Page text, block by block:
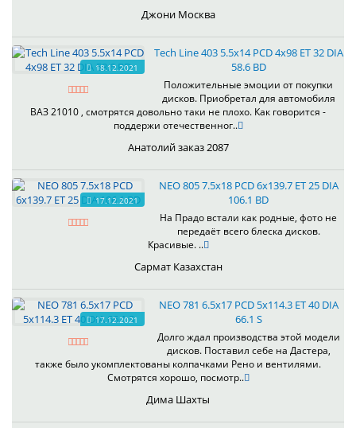
Джони Москва
18.12.2021
Tech Line 403 5.5x14 PCD 4x98 ET 32 DIA
58.6 BD
Положительные эмоции от покупки
дисков. Приобретал для автомобиля
ВАЗ 21010 , смотрятся довольно таки не плохо. Как говорится -
поддержи отечественног..
Анатолий заказ 2087
17.12.2021
NEO 805 7.5x18 PCD 6x139.7 ET 25 DIA
106.1 BD
На Прадо встали как родные, фото не
передаёт всего блеска дисков.
Красивые. ..
Сармат Казахстан
17.12.2021
NEO 781 6.5x17 PCD 5x114.3 ET 40 DIA
66.1 S
Долго ждал производства этой модели
дисков. Поставил себе на Дастера,
также было укомплектованы колпачками Рено и вентилями.
Смотрятся хорошо, посмотр..
Дима Шахты